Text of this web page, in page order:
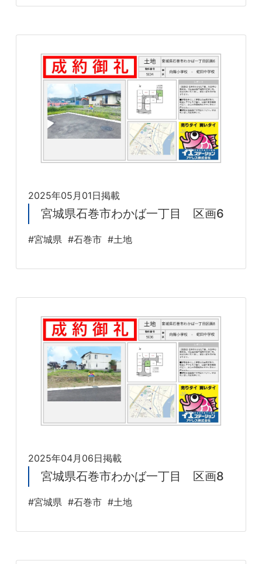
2025年05月01日掲載
宮城県石巻市わかば一丁目 区画6
#宮城県 #石巻市 #土地
2025年04月06日掲載
宮城県石巻市わかば一丁目 区画8
#宮城県 #石巻市 #土地